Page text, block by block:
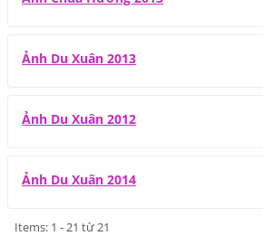
Ảnh Du Xuân 2013
Ảnh Du Xuân 2012
Ảnh Du Xuân 2014
Items: 1 - 21 từ 21